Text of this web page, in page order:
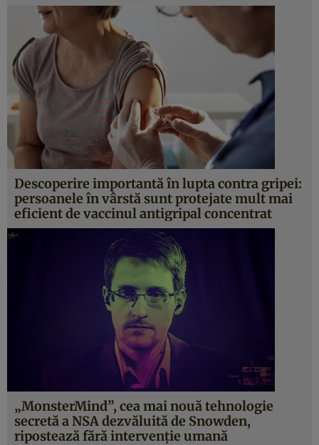
Descoperire importantă în lupta contra gripei:
persoanele în vârstă sunt protejate mult mai
eficient de vaccinul antigripal concentrat
„MonsterMind”, cea mai nouă tehnologie
secretă a NSA dezvăluită de Snowden,
ripostează fără intervenţie umană